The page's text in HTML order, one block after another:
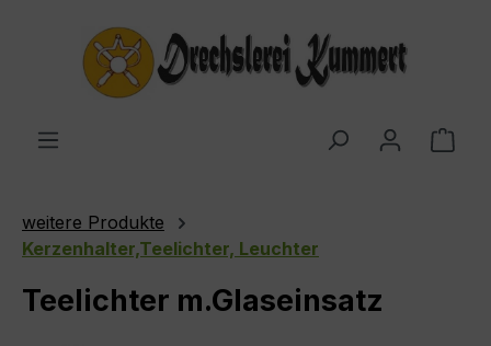
Zum Hauptinhalt springen
weitere Produkte
Kerzenhalter,Teelichter, Leuchter
Teelichter m.Glaseinsatz